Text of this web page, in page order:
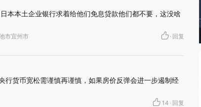
本本土企业银行求着给他们免息贷款他们都不要，这没啥
市宜州市 · 回复
行货币宽松需谨慎再谨慎，如果房价反弹会进一步遏制经
14 · 回复